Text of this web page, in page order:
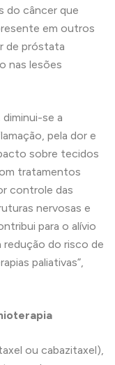
do câncer que
em outros
de próstata
nas lesões
se a
pela dor e
sobre tecidos
tratamentos
controle das
nervosas e
para o alívio
redução do risco de
paliativas”,
ou cabazitaxel),